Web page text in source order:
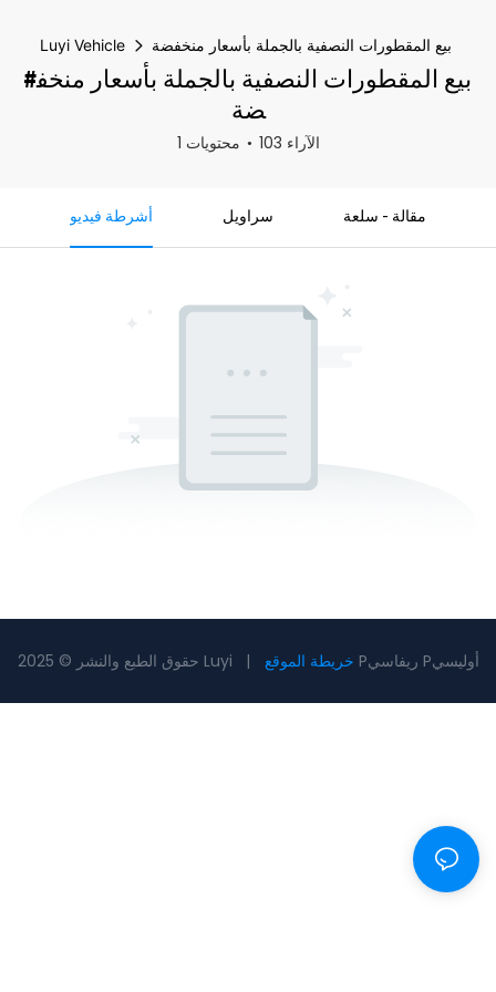
Luyi Vehicle بيع المقطورات النصفية بالجملة بأسعار منخفضة
#بيع المقطورات النصفية بالجملة بأسعار منخف
ضة
1 محتويات 103 الآراء
أشرطة فيديو سراويل مقالة - سلعة
حقوق الطبع والنشر © 2025 Luyi | Pريفاسي Pأوليسي